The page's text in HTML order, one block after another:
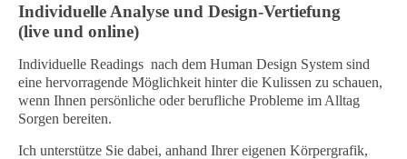
Individuelle Analyse und Design-Vertiefung
(live und online)
Individuelle Readings nach dem Human Design System sind
eine hervorragende Möglichkeit hinter die Kulissen zu schauen,
wenn Ihnen persönliche oder berufliche Probleme im Alltag
Sorgen bereiten.
Ich unterstütze Sie dabei, anhand Ihrer eigenen Körpergrafik,